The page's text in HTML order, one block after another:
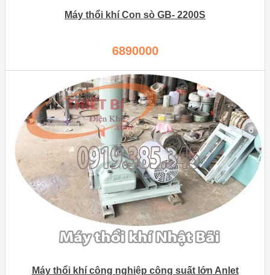
Máy thổi khí Con sò GB- 2200S
6890000
Máy thổi khí công nghiệp công suất lớn Anlet